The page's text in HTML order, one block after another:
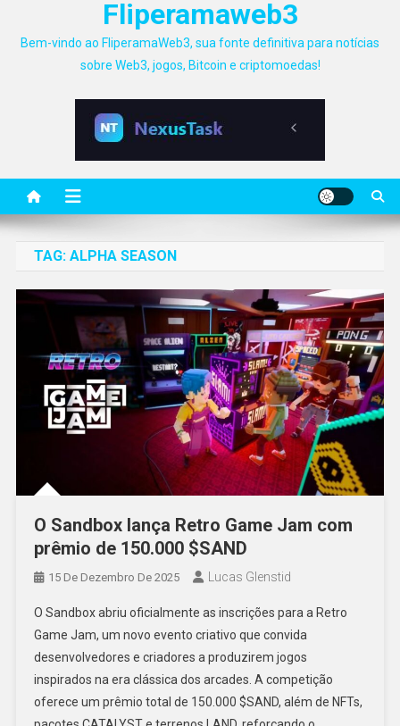
Fliperamaweb3
Bem-vindo ao FliperamaWeb3, sua fonte definitiva para notícias
sobre Web3, jogos, Bitcoin e criptomoedas!
TAG: ALPHA SEASON
O Sandbox lança Retro Game Jam com
prêmio de 150.000 $SAND
15 De Dezembro De 2025 Lucas Glenstid
O Sandbox abriu oficialmente as inscrições para a Retro
Game Jam, um novo evento criativo que convida
desenvolvedores e criadores a produzirem jogos
inspirados na era clássica dos arcades. A competição
oferece um prêmio total de 150.000 $SAND, além de NFTs,